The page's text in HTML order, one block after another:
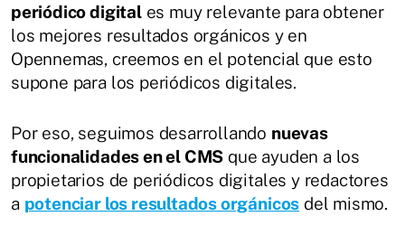
periódico digitales muy relevante para obtener
los mejores resultados orgánicos y en
Opennemas, creemos en el potencial que esto
supone para los periódicos digitales.
Por eso, seguimos desarrollando nuevas
funcionalidades en el CMS que ayuden a los
propietarios de periódicos digitales y redactores
a potenciar los resultados orgánicos del mismo.